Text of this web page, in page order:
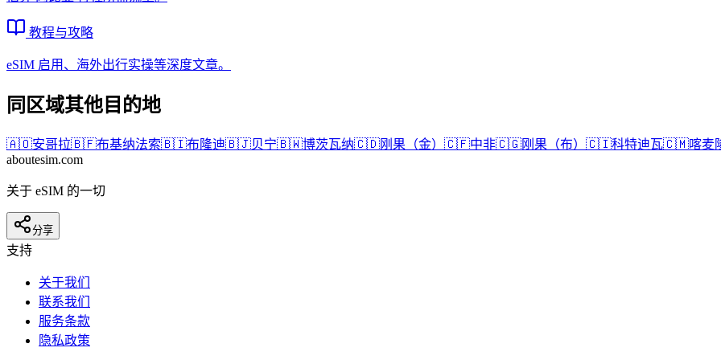
教程与攻略
eSIM 启用、海外出行实操等深度文章。
同区域其他目的地
🇦🇴安哥拉🇧🇫布基纳法索🇧🇮布隆迪🇧🇯贝宁🇧🇼博茨瓦纳🇨🇩刚果（金） 🇨🇫中非🇨🇬刚果（布） 🇨🇮科特迪瓦🇨🇲喀麦
aboutesim.com
关于 eSIM 的一切
分享
支持
关于我们
联系我们
服务条款
隐私政策